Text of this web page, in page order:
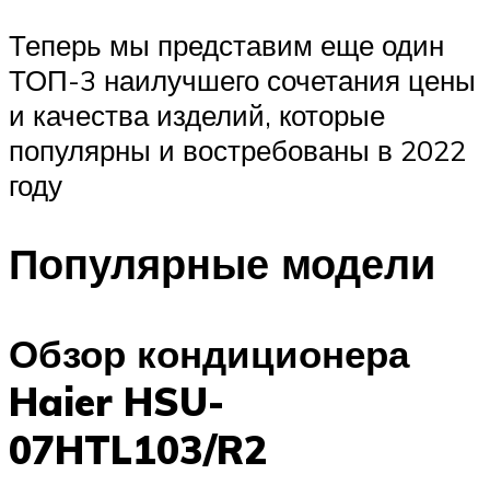
Теперь мы представим еще один
ТОП-3 наилучшего сочетания цены
и качества изделий, которые
популярны и востребованы в 2022
году
Популярные модели
Обзор кондиционера
Haier HSU-
07HTL103/R2